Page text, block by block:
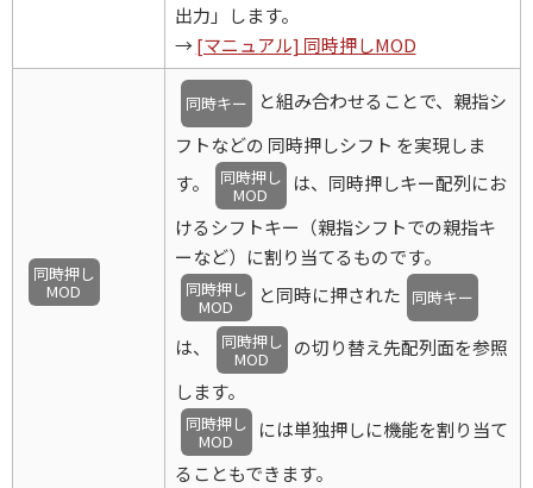
出力」します。
→[マニュアル] 同時押しMOD
同時押し
MOD
同時キー
と組み合わせることで、親指シ
フトなどの 同時押しシフト を実現しま
す。
同時押し
MOD
は、同時押しキー配列にお
けるシフトキー（親指シフトでの親指キ
ーなど）に割り当てるものです。
同時押し
MOD と同時に押された 同時キー
は、 同時押し
MOD
の切り替え先配列面を参照
します。
同時押し
MOD
には単独押しに機能を割り当て
ることもできます。